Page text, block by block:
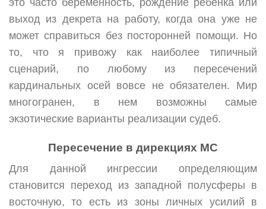
выход из декрета на работу, когда она уже не
может справиться без посторонней помощи. Но
то, что я привожу как наиболее типичный
сценарий, по любому из пересечений
кардинальных осей вовсе не обязателен. Мир
многогранен, в нем возможны самые
экзотические варианты реализации судеб.
Пересечение в дирекциях МС
Для данной ингрессии определяющим
становится переход из западной полусферы в
восточную, то есть из зоны личных усилий в